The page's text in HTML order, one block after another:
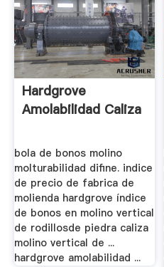
Hardgrove
Amolabilidad Caliza
bola de bonos molino
molturabilidad difine. indice
de precio de fabrica de
molienda hardgrove índice
de bonos en molino vertical
de rodillosde piedra caliza
molino vertical de ...
hardgrove amolabilidad ...